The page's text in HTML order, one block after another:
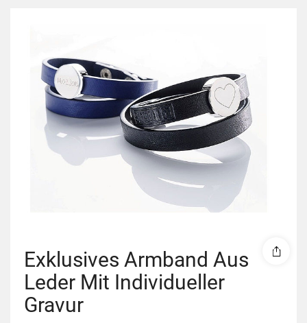
Exklusives Armband Aus
Leder Mit Individueller
Gravur